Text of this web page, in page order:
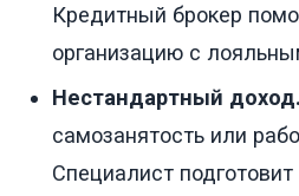
Кредитный брокер
организацию с
Нестандартный доход.
самозанятость или
Специалист